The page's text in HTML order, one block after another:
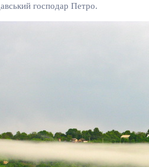
господар Петро.